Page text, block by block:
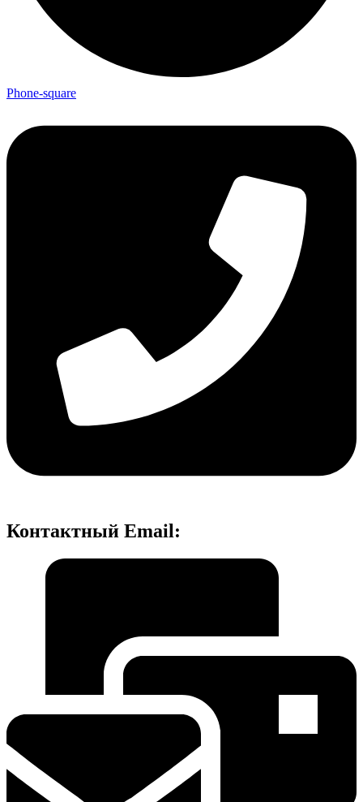
Phone-square
Контактный Email: